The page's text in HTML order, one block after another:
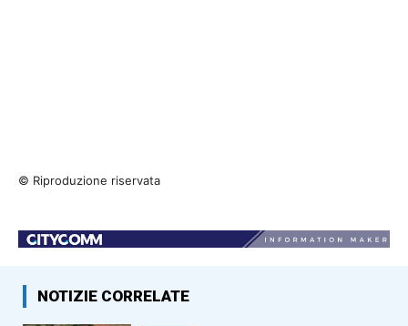
© Riproduzione riservata
NOTIZIE CORRELATE